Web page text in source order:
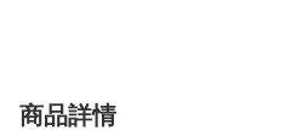
商品詳情